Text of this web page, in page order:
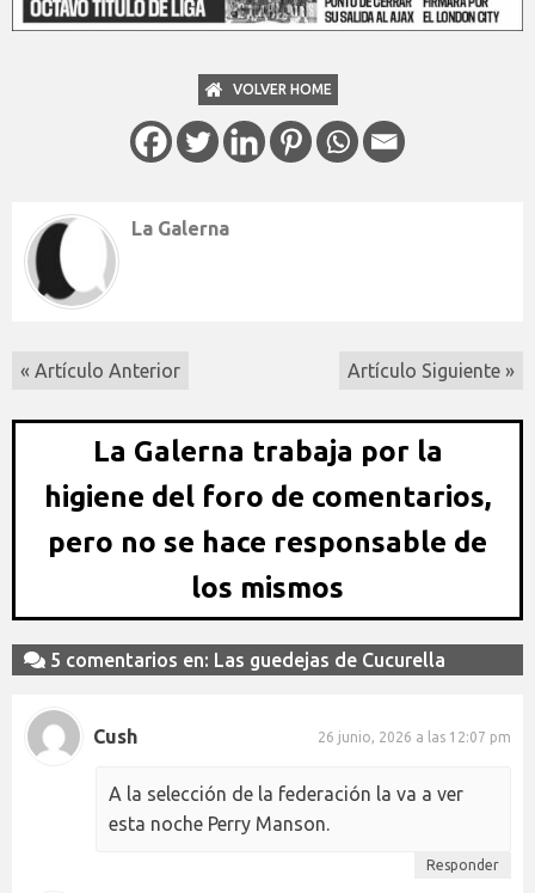
VOLVER HOME
La Galerna
« Artículo Anterior Artículo Siguiente »
La Galerna trabaja por la
higiene del foro de comentarios,
pero no se hace responsable de
los mismos
5 comentarios en: Las guedejas de Cucurella
Cush 26 junio, 2026 a las 12:07 pm
A la selección de la federación la va a ver
esta noche Perry Manson.
Responder